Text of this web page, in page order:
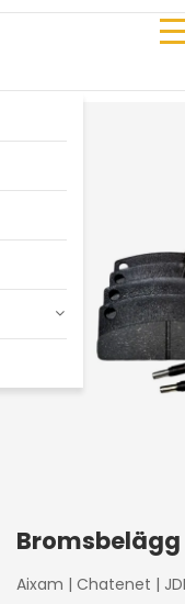
Bromsbelägg
Aixam | Chatenet |